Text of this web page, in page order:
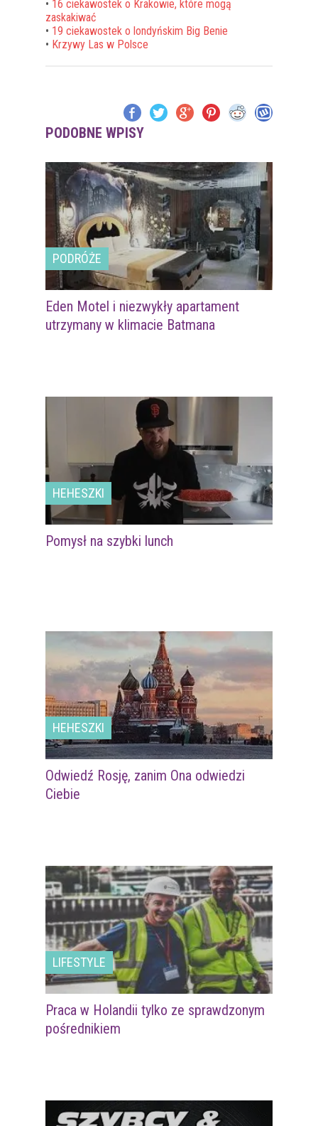
• 16 ciekawostek o Krakowie, które mogą
zaskakiwać
• 19 ciekawostek o londyńskim Big Benie
• Krzywy Las w Polsce
PODOBNE WPISY
PODRÓŻE
Eden Motel i niezwykły apartament
utrzymany w klimacie Batmana
HEHESZKI
Pomysł na szybki lunch
HEHESZKI
Odwiedź Rosję, zanim Ona odwiedzi
Ciebie
LIFESTYLE
Praca w Holandii tylko ze sprawdzonym
pośrednikiem